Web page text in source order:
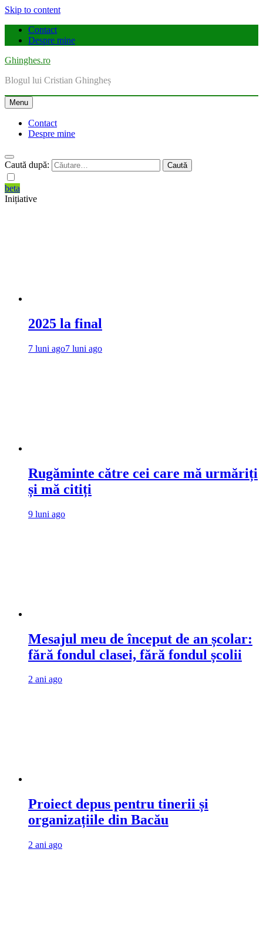
Skip to content
Contact
Despre mine
Ghinghes.ro
Blogul lui Cristian Ghingheș
Menu
Contact
Despre mine
Caută după:
beta
Inițiative
2025 la final
7 luni ago7 luni ago
Rugăminte către cei care mă urmăriți
și mă citiți
9 luni ago
Mesajul meu de început de an școlar:
fără fondul clasei, fără fondul școlii
2 ani ago
Proiect depus pentru tinerii și
organizațiile din Bacău
2 ani ago